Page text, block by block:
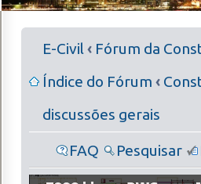
E-Civil‹ Fórum da
Índice do Fórum ‹
discussões gerais
FAQ Pesquisar